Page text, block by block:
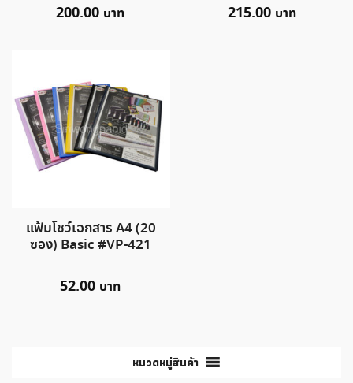
200.00 215.00
แฟ้มโชว์เอกสาร A4 (20
ซอง) Basic #VP-421
52.00
หมวดหมู่สินค้า